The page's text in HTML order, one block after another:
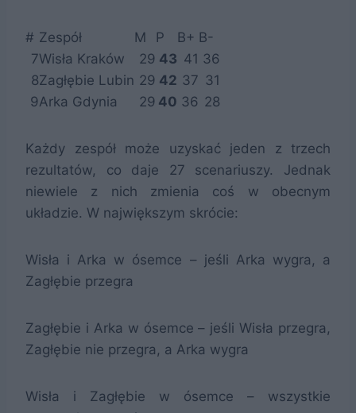
# Zespół M P B+ B-
7Wisła Kraków 29 43 41 36
8Zagłębie Lubin 29 42 37 31
9Arka Gdynia 29 40 36 28
Każdy zespół może uzyskać jeden z trzech
rezultatów, co daje 27 scenariuszy. Jednak
niewiele z nich zmienia coś w obecnym
układzie. W największym skrócie:
Wisła i Arka w ósemce – jeśli Arka wygra, a
Zagłębie przegra
Zagłębie i Arka w ósemce – jeśli Wisła przegra,
Zagłębie nie przegra, a Arka wygra
Wisła i Zagłębie w ósemce – wszystkie